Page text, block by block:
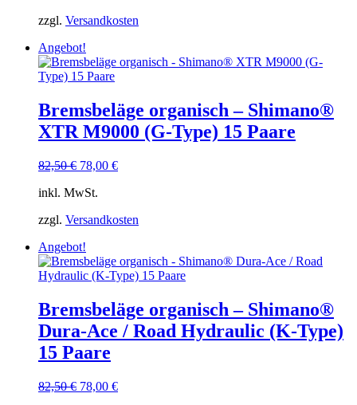
zzgl. Versandkosten
Angebot!
Bremsbeläge organisch – Shimano®
XTR M9000 (G-Type) 15 Paare
82,50€ Ursprünglicher
war:
78,00 €Aktueller
inkl. MwSt.
zzgl. Versandkosten
Angebot!
Bremsbeläge organisch – Shimano®
Dura-Ace / Road Hydraulic (K-Type)
15 Paare
82,50€ Ursprünglicher
78,00 €Aktueller